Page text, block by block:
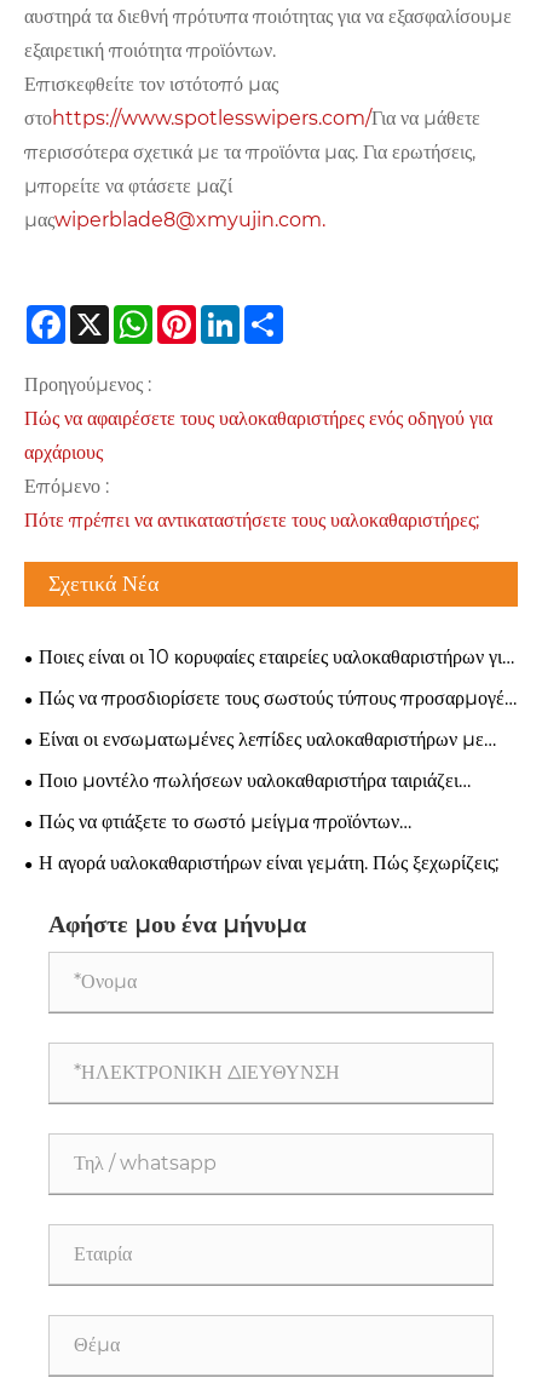
αυστηρά τα διεθνή πρότυπα ποιότητας για να εξασφαλίσουμε
εξαιρετική ποιότητα προϊόντων.
Επισκεφθείτε τον ιστότοπό μας
στοhttps://www.spotlesswipers.com/Για να μάθετε
περισσότερα σχετικά με τα προϊόντα μας. Για ερωτήσεις,
μπορείτε να φτάσετε μαζί
μαςwiperblade8@xmyujin.com.
Facebook
X WhatsApp
PinterestLinkedIn
Προηγούμενος :
Πώς να αφαιρέσετε τους υαλοκαθαριστήρες ενός οδηγού για
αρχάριους
Επόμενο :
Πότε πρέπει να αντικαταστήσετε τους υαλοκαθαριστήρες;
Σχετικά Νέα
Ποιες είναι οι 10 κορυφαίες εταιρείες υαλοκαθαριστήρων για
παρακολούθηση το 2026;
Πώς να προσδιορίσετε τους σωστούς τύπους προσαρμογέα
υαλοκαθαριστήρων για οποιοδήποτε όχημα
Είναι οι ενσωματωμένες λεπίδες υαλοκαθαριστήρων με
σπρέι η επόμενη ευκαιρία ανάπτυξης;
Ποιο μοντέλο πωλήσεων υαλοκαθαριστήρα ταιριάζει
καλύτερα στην επιχείρησή σας;
Πώς να φτιάξετε το σωστό μείγμα προϊόντων
υαλοκαθαριστήρα για μια νέα αγορά
Η αγορά υαλοκαθαριστήρων είναι γεμάτη. Πώς ξεχωρίζεις;
Αφήστε μου ένα μήνυμα